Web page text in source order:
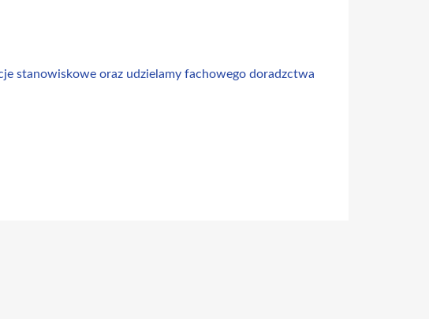
stanowiskowe oraz udzielamy fachowego doradzctwa